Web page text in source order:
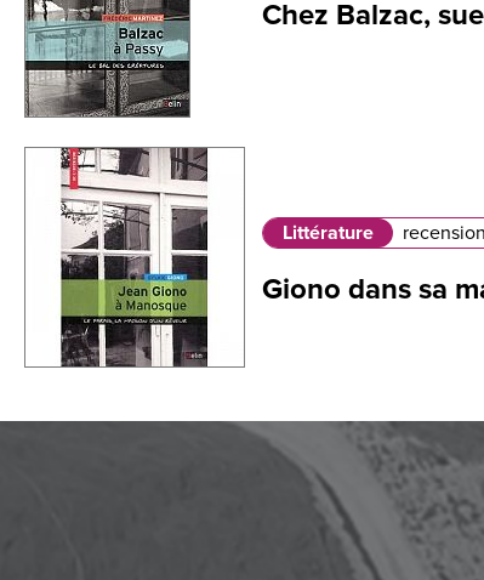
Chez Balzac,
Littérature recension
Giono dans sa